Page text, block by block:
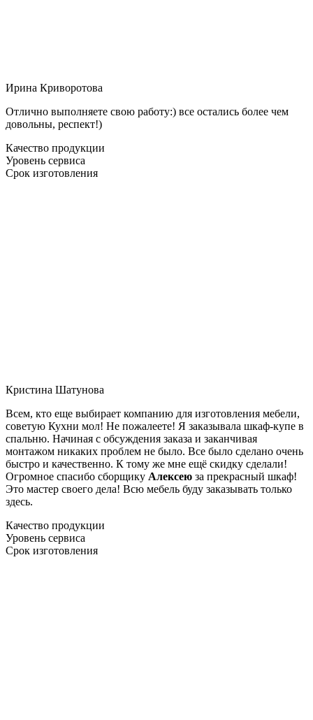
Ирина Криворотова
Отлично выполняете свою работу:) все остались более чем
довольны, респект!)
Качество продукции
Уровень сервиса
Срок изготовления
Кристина Шатунова
Всем, кто еще выбирает компанию для изготовления мебели,
советую Кухни мол! Не пожалеете! Я заказывала шкаф-купе в
спальню. Начиная с обсуждения заказа и заканчивая
монтажом никаких проблем не было. Все было сделано очень
быстро и качественно. К тому же мне ещё скидку сделали!
Огромное спасибо сборщику Алексею за прекрасный шкаф!
Это мастер своего дела! Всю мебель буду заказывать только
здесь.
Качество продукции
Уровень сервиса
Срок изготовления